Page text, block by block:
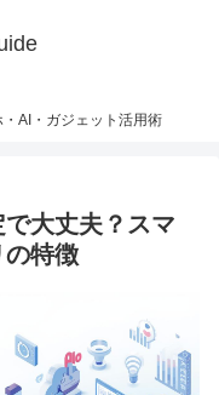
AI・ガジェット活用術
で大丈夫？スマ
の特徴